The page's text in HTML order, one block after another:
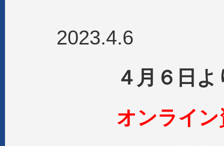
2023.4.6
４月６日よ
オンライ